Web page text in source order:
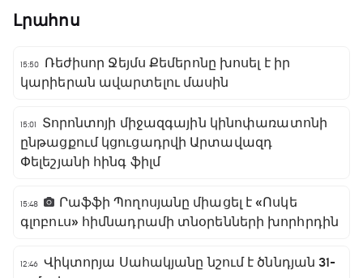
Լրահոս
15:50
Ռեժիսոր Ջեյմս Քեմերոնը խոսել է իր
կարիերան ավարտելու մասին
15:01
Տորոնտոյի միջազգային կինոփառատոնի
ընթացքում կցուցադրվի Արտավազդ
Փելեշյանի հինգ ֆիլմ
15:48
Րաֆֆի Պողոսյանը միացել է «Ոսկե
գլոբուս» հիմնադրամի տնօրենների խորհրդին
12:46 Վիկտորյա Սահակյանը նշում է ծննդյան 31-